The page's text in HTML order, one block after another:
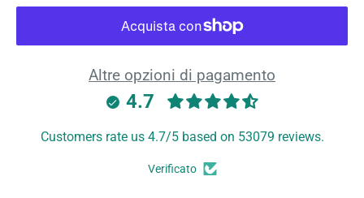
Altre opzioni di pagamento
4.7
Customers rate us 4.7/5 based on 53079 reviews.
Verificato